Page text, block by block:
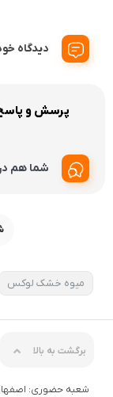
دیدگاه
پرسش و
شما هم
میوه خشک لوکس
برگشت به بالا
شعبه حضوری: اصفهان